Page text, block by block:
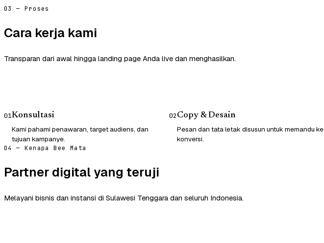
03 — Proses
Cara kerja kami
Transparan dari awal hingga landing page Anda live dan menghasilkan.
01Konsultasi
Kami pahami penawaran, target audiens, dan
tujuan kampanye.
02Copy & Desain
Pesan dan tata letak disusun untuk memandu ke
konversi.
04 — Kenapa Bee Mata
Partner digital yang teruji
Melayani bisnis dan instansi di Sulawesi Tenggara dan seluruh Indonesia.